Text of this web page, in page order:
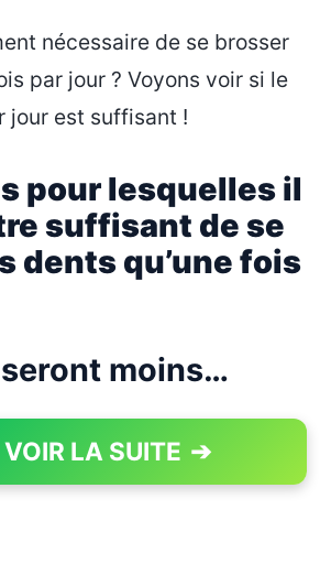
nécessaire de se brosser
par jour ? Voyons voir si le
jour est suffisant !
pour lesquelles il
suffisant de se
dents qu’une fois
moins…
VOIR LA SUITE ➔
PAGE 1 OF 3